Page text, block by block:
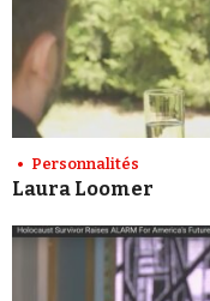
Personnalités
Laura Loomer